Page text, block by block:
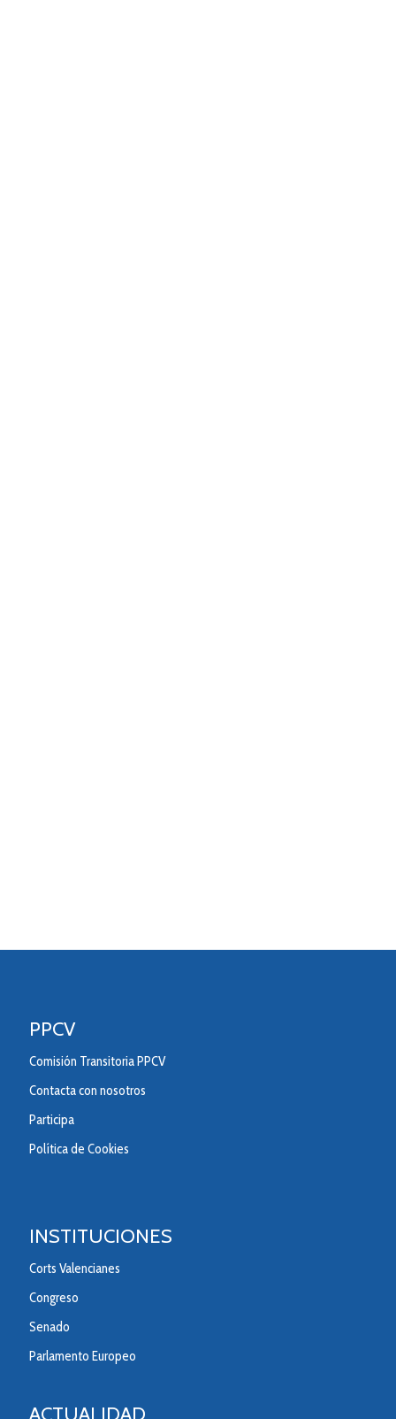
PPCV
Comisión Transitoria PPCV
Contacta con nosotros
Participa
Política de Cookies
INSTITUCIONES
Corts Valencianes
Congreso
Senado
Parlamento Europeo
ACTUALIDAD